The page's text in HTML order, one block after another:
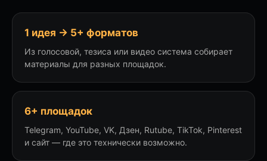
1 идея → 5+ форматов
Из голосовой, тезиса или видео система собирает
материалы для разных площадок.
6+ площадок
Telegram, YouTube, VK, Дзен, Rutube, TikTok, Pinterest
и сайт — где это технически возможно.